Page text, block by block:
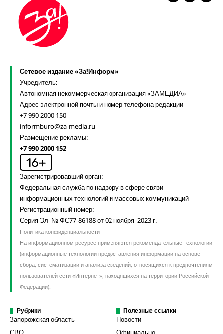
Сетевое издание «За!Информ»
Учредитель:
Автономная некоммерческая организация «ЗАМЕДИА»
Адрес электронной почты и номер телефона редакции
+7 990 2000 150
informburo@za-media.ru
Размещение рекламы:
+7 990 2000 152
Зарегистрировавший орган:
Федеральная служба по надзору в сфере связи
информационных технологий и массовых коммуникаций
Регистрационный номер:
Серия Эл № ФС77-86188 от 02 ноября 2023 г.
Политика конфиденциальности
На информационном ресурсе применяются рекомендательные технологии
(информационные технологии предоставления информации на основе
сбора, систематизации и анализа сведений, относящихся к предпочтениям
пользователей сети «Интернет», находящихся на территории Российской
Федерации).
Рубрики
Запорожская область
СВО
Полезные ссылки
Новости
Официально